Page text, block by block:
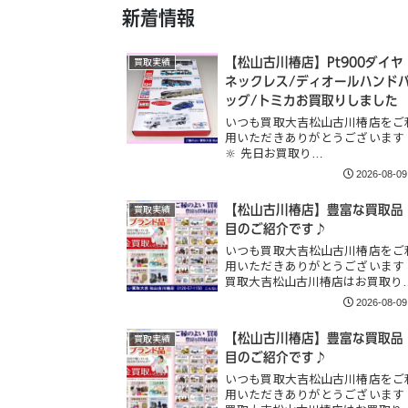
新着情報
買取実績
【松山古川椿店】Pt900ダイヤ
ネックレス/ディオールハンド
ッグ/トミカお買取りしました
いつも買取大吉松山古川椿店をご
用いただきありがとうございます
🔆 先日お買取り…
2026-08-09
買取実績
【松山古川椿店】豊富な買取品
目のご紹介です♪
いつも買取大吉松山古川椿店をご
用いただきありがとうございます
買取大吉松山古川椿店はお買取
2026-08-09
買取実績
【松山古川椿店】豊富な買取品
目のご紹介です♪
いつも買取大吉松山古川椿店をご
用いただきありがとうございます